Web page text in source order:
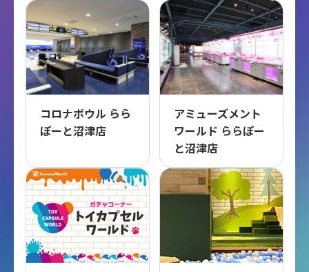
コロナボウル らら
ぽーと沼津店
アミューズメント
ワールド ららぽー
と沼津店